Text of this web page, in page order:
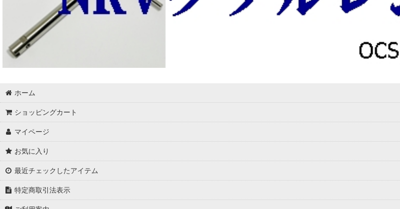
ホーム
ショッピングカート
マイページ
お気に入り
最近チェックしたアイテム
特定商取引法表示